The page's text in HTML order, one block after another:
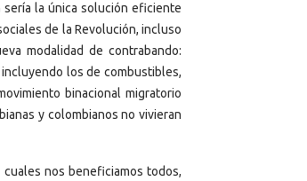
sería la única solución eficiente
de la Revolución, incluso
modalidad de contrabando:
los de combustibles,
binacional migratorio
y colombianos no vivieran
nos beneficiamos todos,